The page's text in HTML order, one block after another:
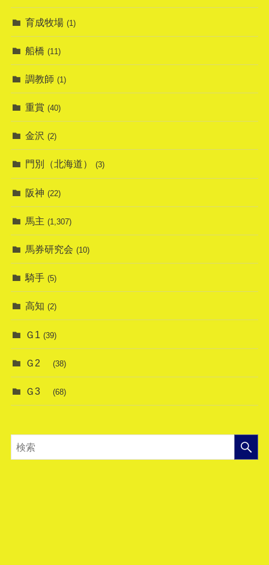
育成牧場 (1)
船橋 (11)
調教師 (1)
重賞 (40)
金沢 (2)
門別（北海道） (3)
阪神 (22)
馬主 (1,307)
馬券研究会 (10)
騎手 (5)
高知 (2)
Ｇ1 (39)
Ｇ2 (38)
Ｇ3 (68)